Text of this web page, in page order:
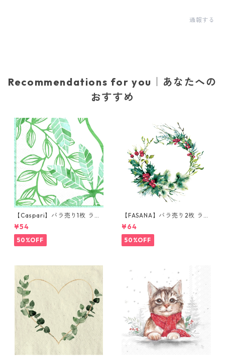
通報する
Recommendations for you｜あなたへの
おすすめ
【Caspari】バラ売り1枚 ラン
チサイズ ペーパーナプキン LE
AF パール×グリーン
¥54
50%OFF
【FASANA】バラ売り2枚 ラン
チサイズ ペーパーナプキン Wi
nter berry wreath ホワイト
¥64
50%OFF